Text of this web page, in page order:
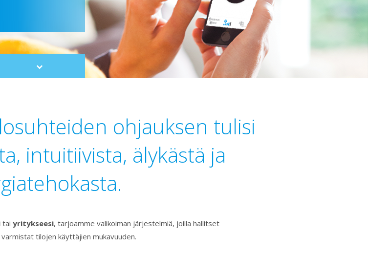
Scroll
to
ohjauksen tulisi
intuitiivista, älykästä ja
tai yritykseesi, tarjoamme valikoiman järjestelmiä, joilla hallitset
tilojen käyttäjien mukavuuden.